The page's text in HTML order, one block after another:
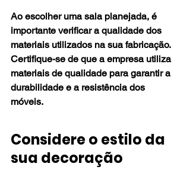
Ao escolher uma sala planejada, é
importante verificar a qualidade dos
materiais utilizados na sua fabricação.
Certifique-se de que a empresa utiliza
materiais de qualidade para garantir a
durabilidade e a resistência dos
móveis.
Considere o estilo da
sua decoração